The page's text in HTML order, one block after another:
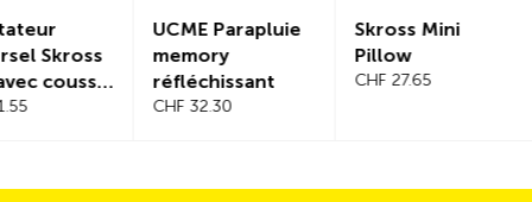
UCME Parapluie
memory
réfléchissant
CHF 32.30
Skross Mini
CHF 27.65